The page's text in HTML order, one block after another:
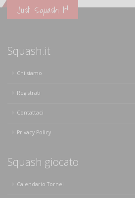
Just Squash It!
Squash.it
Chi siamo
Registrati
Contattaci
Privacy Policy
Squash giocato
Calendario Tornei